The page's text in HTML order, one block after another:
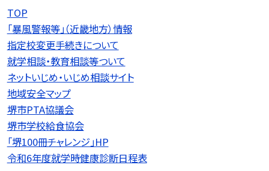
TOP
「暴風警報等」（近畿地方）情報
指定校変更手続きについて
就学相談・教育相談等ついて
ネットいじめ・いじめ相談サイト
地域安全マップ
堺市PTA協議会
堺市学校給食協会
「堺100冊チャレンジ」HP
令和6年度就学時健康診断日程表